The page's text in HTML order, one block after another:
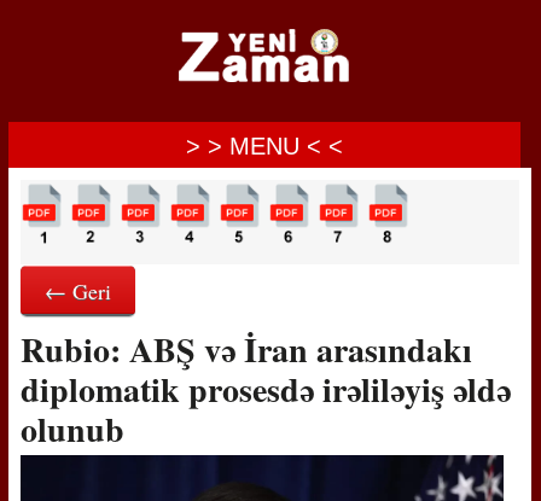
> > MENU < <
← Geri
Rubio: ABŞ və İran arasındakı
diplomatik prosesdə irəliləyiş əldə
olunub